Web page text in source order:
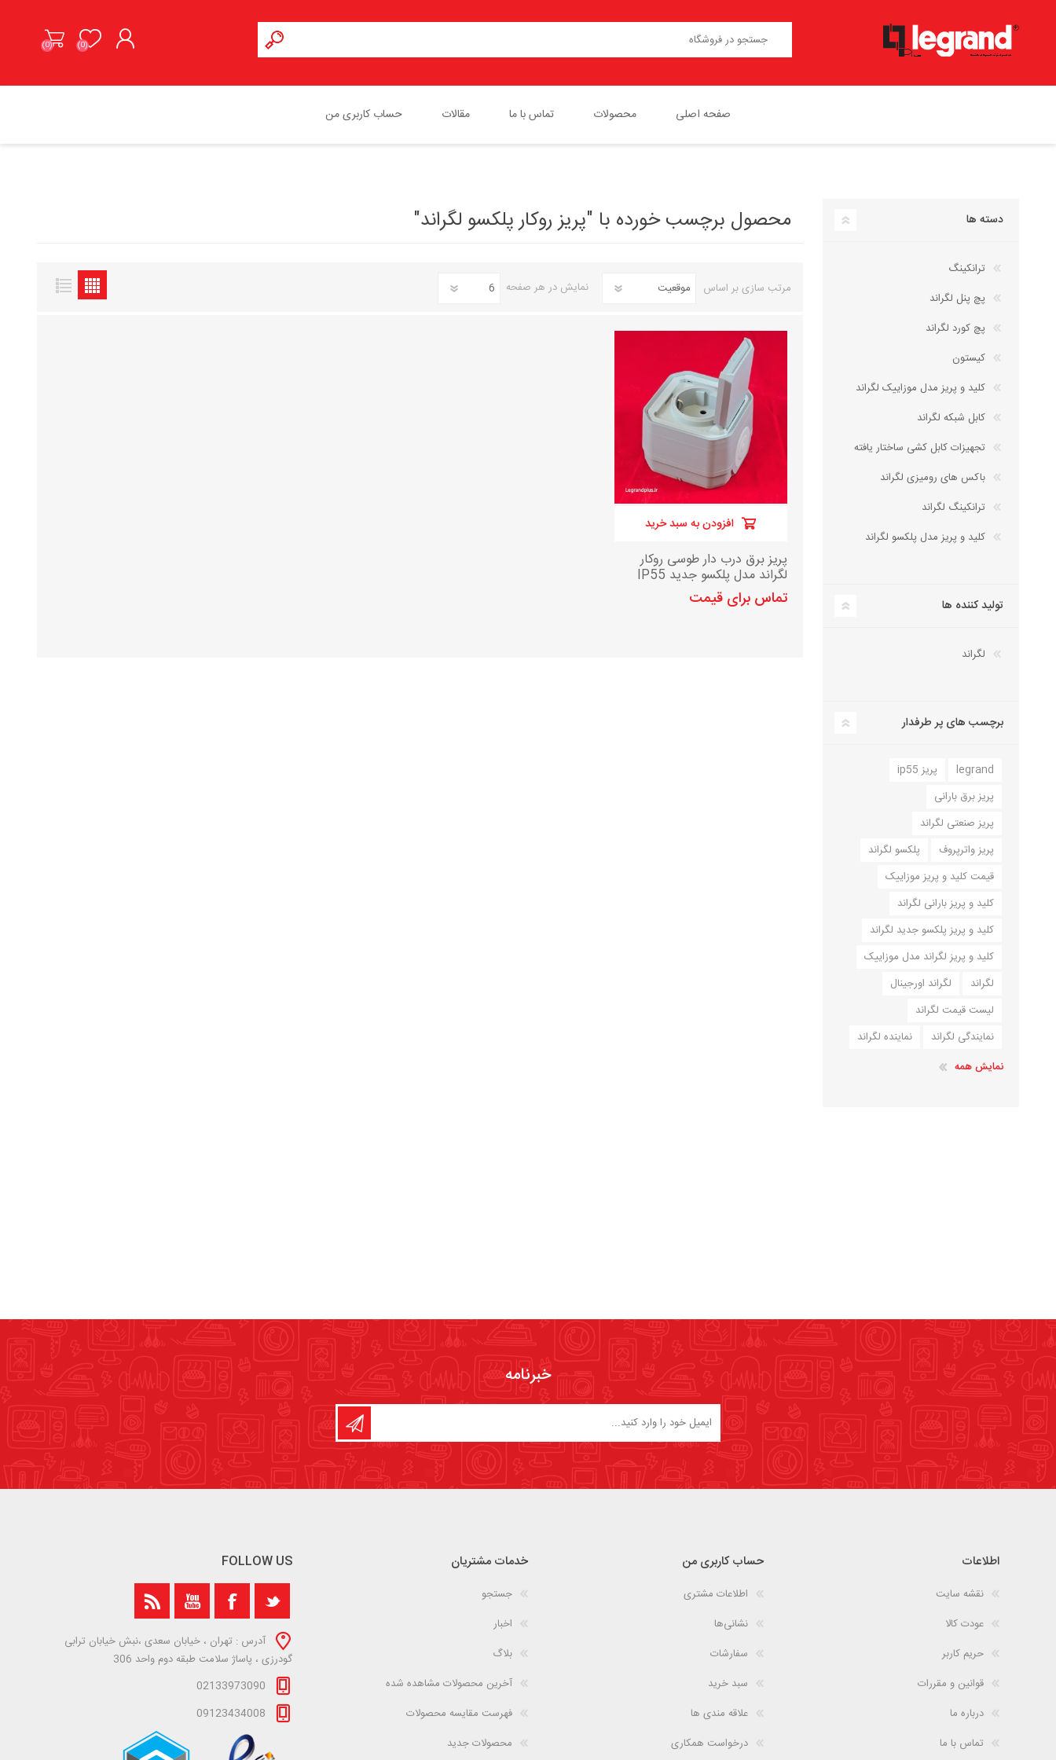
(0)
(0)
صفحه اصلی محصولات
پچ کورد لگراند
کلید و پریز مدل موزاییک لگراند
تماس با ما مقالات حساب کاربری من
محصول برچسب خورده با "پریز روکار پلکسو لگراند"
مرتب سازی بر اساس نمایش در هر صفحه
پریز برق درب دار طوسی روکار
لگراند مدل پلکسو جدید IP55
تماس برای قیمت
افزودن به سبد خرید
دسته ها
ترانکینگ
پچ پنل لگراند
پچ کورد لگراند
کیستون
کلید و پریز مدل موزاییک لگراند
کابل شبکه لگراند
تجهیزات کابل کشی ساختار یافته
باکس های رومیزی لگراند
ترانکینگ لگراند
کلید و پریز مدل پلکسو لگراند
تولید کننده ها
لگراند
برچسب های پر طرفدار
legrand
پریز ip55
پریز برق بارانی
پریز صنعتی لگراند
پریز واترپروف
پلکسو لگراند
قیمت کلید و پریز موزاییک
کلید و پریز بارانی لگراند
کلید و پریز پلکسو جدید لگراند
کلید و پریز لگراند مدل موزاییک
لگراند
لگراند اورجینال
لیست قیمت لگراند
نمایندگی لگراند
نماینده لگراند
نمایش همه
خبرنامه
اطلاعات
نقشه سایت
عودت کالا
حریم کاربر
قوانین و مقررات
درباره ما
تماس با ما
حساب کاربری من
اطلاعات مشتری
نشانی‌ها
سفارشات
سبد خرید
علاقه مندی ها
درخواست همکاری
خدمات مشتریان
جستجو
اخبار
بلاگ
آخرین محصولات مشاهده شده
فهرست مقایسه محصولات
محصولات جدید
FOLLOW US
آدرس : تهران ، خیابان سعدی ،نبش خیابان ترابی
گودرزی ، پاساژ سلامت طبقه دوم واحد 306
02133973090
09123434008